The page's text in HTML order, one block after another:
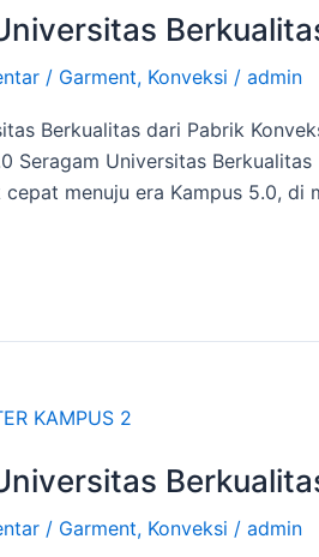
/ Garment, Konveksi / admin
Berkualitas dari Pabrik
Seragam Universitas
menuju era Kampus 5.0,
/ Garment, Konveksi / admin